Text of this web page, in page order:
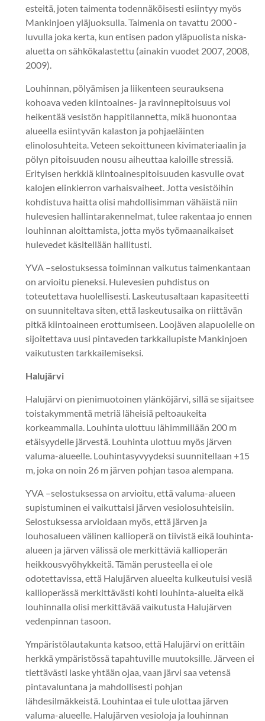
esteitä, joten taimenta todennäköisesti esiintyy myös
Mankinjoen yläjuoksulla. Taimenia on tavattu 2000 -
luvulla joka kerta, kun entisen padon yläpuolista niska-
aluetta on sähkökalastettu (ainakin vuodet 2007, 2008,
2009).
Louhinnan, pölyämisen ja liikenteen seurauksena
kohoava veden kiintoaines- ja ravinnepitoisuus voi
heikentää vesistön happitilannetta, mikä huonontaa
alueella esiintyvän kalaston ja pohjaeläinten
elinolosuhteita. Veteen sekoittuneen kivimateriaalin ja
pölyn pitoisuuden nousu aiheuttaa kaloille stressiä.
Erityisen herkkiä kiintoainespitoisuuden kasvulle ovat
kalojen elinkierron varhaisvaiheet. Jotta vesistöihin
kohdistuva haitta olisi mahdollisimman vähäistä niin
hulevesien hallintarakennelmat, tulee rakentaa jo ennen
louhinnan aloittamista, jotta myös työmaanaikaiset
hulevedet käsitellään hallitusti.
YVA –selostuksessa toiminnan vaikutus taimenkantaan
on arvioitu pieneksi. Hulevesien puhdistus on
toteutettava huolellisesti. Laskeutusaltaan kapasiteetti
on suunniteltava siten, että laskeutusaika on riittävän
pitkä kiintoaineen erottumiseen. Loojäven alapuolelle on
sijoitettava uusi pintaveden tarkkailupiste Mankinjoen
vaikutusten tarkkailemiseksi.
Halujärvi
Halujärvi on pienimuotoinen ylänköjärvi, sillä se sijaitsee
toistakymmentä metriä läheisiä peltoaukeita
korkeammalla. Louhinta ulottuu lähimmillään 200 m
etäisyydelle järvestä. Louhinta ulottuu myös järven
valuma-alueelle. Louhintasyvyydeksi suunnitellaan +15
m, joka on noin 26 m järven pohjan tasoa alempana.
YVA –selostuksessa on arvioitu, että valuma-alueen
supistuminen ei vaikuttaisi järven vesiolosuhteisiin.
Selostuksessa arvioidaan myös, että järven ja
louhosalueen välinen kallioperä on tiivistä eikä louhinta-
alueen ja järven välissä ole merkittäviä kallioperän
heikkousvyöhykkeitä. Tämän perusteella ei ole
odotettavissa, että Halujärven alueelta kulkeutuisi vesiä
kallioperässä merkittävästi kohti louhinta-alueita eikä
louhinnalla olisi merkittävää vaikutusta Halujärven
vedenpinnan tasoon.
Ympäristölautakunta katsoo, että Halujärvi on erittäin
herkkä ympäristössä tapahtuville muutoksille. Järveen ei
tiettävästi laske yhtään ojaa, vaan järvi saa vetensä
pintavaluntana ja mahdollisesti pohjan
lähdesilmäkkeistä. Louhintaa ei tule ulottaa järven
valuma-alueelle. Halujärven vesioloja ja louhinnan